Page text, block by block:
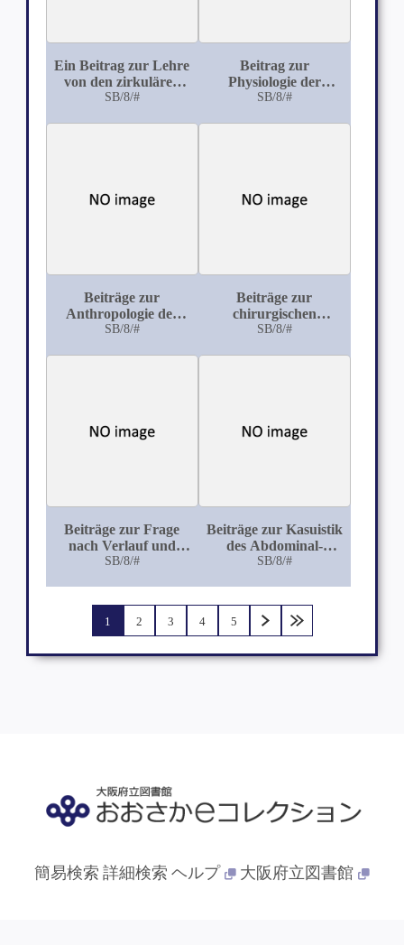
Ein Beitrag zur Lehre
von den zirkulären
Psychosen
SB/8/#
Beitrag zur
Physiologie der
Ernährung frühgeb.er
SB/8/#
Beiträge zur
Anthropologie der
Orbita
SB/8/#
Beiträge zur
chirurgischen
Behandlung der
SB/8/#
Beiträge zur Frage
nach Verlauf und
Ausgang der
SB/8/#
Beiträge zur Kasuistik
des Abdominal-
Typhus im
SB/8/#
1 2 3 4 5
簡易検索 詳細検索 ヘルプ 大阪府立図書館